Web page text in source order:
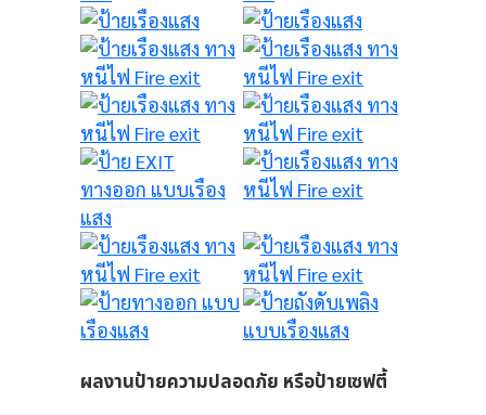
ผลงานป้ายความปลอดภัย หรือป้ายเซฟตี้